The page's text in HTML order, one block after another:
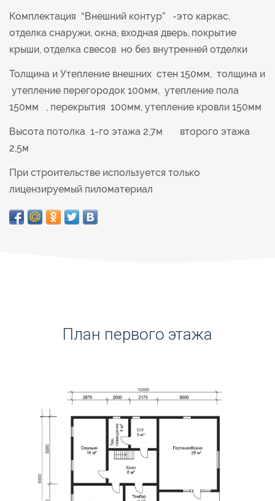
Комплектация “Внешний контур” -это каркас,
отделка снаружи, окна, входная дверь, покрытие
крыши, отделка свесов но без внутренней отделки
Толщина и Утепление внешних стен 150мм, толщина и
утепление перегородок 100мм, утепление пола
150мм , перекрытия 100мм, утепление кровли 150мм
Высота потолка 1-го этажа 2,7м второго этажа
2,5м
При строительстве используется только
лицензируемый пиломатериал
План первого этажа